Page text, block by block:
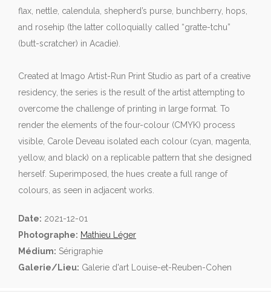
flax, nettle, calendula, shepherd’s purse, bunchberry, hops,
and rosehip (the latter colloquially called “gratte-tchu”
(butt-scratcher) in Acadie).
Created at Imago Artist-Run Print Studio as part of a creative
residency, the series is the result of the artist attempting to
overcome the challenge of printing in large format. To
render the elements of the four-colour (CMYK) process
visible, Carole Deveau isolated each colour (cyan, magenta,
yellow, and black) on a replicable pattern that she designed
herself. Superimposed, the hues create a full range of
colours, as seen in adjacent works.
Date: 2021-12-01
Photographe: Mathieu Léger
Médium: Sérigraphie
Galerie/Lieu: Galerie d'art Louise-et-Reuben-Cohen